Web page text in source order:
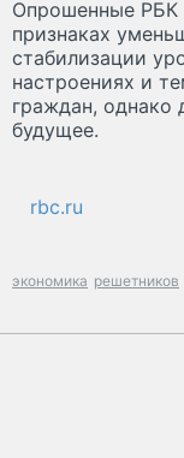
Опрошенные РБК
признаках
стабилизации
настроениях и
граждан, однако
будущее.
rbc.ru
экономика решетников